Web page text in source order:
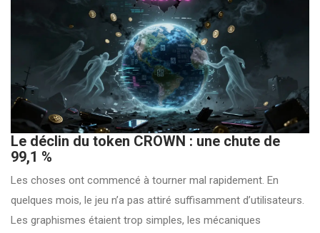
Le déclin du token CROWN : une chute de
99,1 %
Les choses ont commencé à tourner mal rapidement. En
quelques mois, le jeu n’a pas attiré suffisamment d’utilisateurs.
Les graphismes étaient trop simples, les mécaniques